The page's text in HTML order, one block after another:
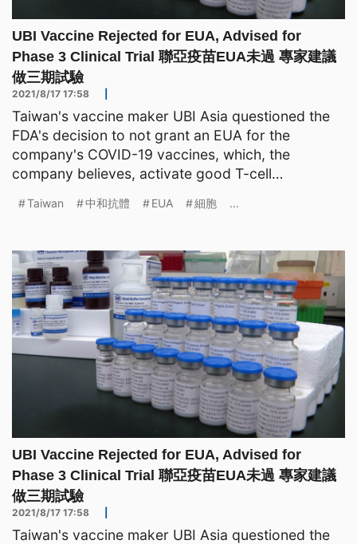
UBI Vaccine Rejected for EUA, Advised for
Phase 3 Clinical Trial 聯亞疫苗EUA未過 專家建議
做三期試驗
2021/8/17 17:58
Taiwan's vaccine maker UBI Asia questioned the
FDA's decision to not grant an EUA for the
company's COVID-19 vaccines, which, the
company believes, activate good T-cell
Taiwan 中和抗體 EUA 細胞 ...
UBI Vaccine Rejected for EUA, Advised for
Phase 3 Clinical Trial 聯亞疫苗EUA未過 專家建議
做三期試驗
2021/8/17 17:58
Taiwan's vaccine maker UBI Asia questioned the